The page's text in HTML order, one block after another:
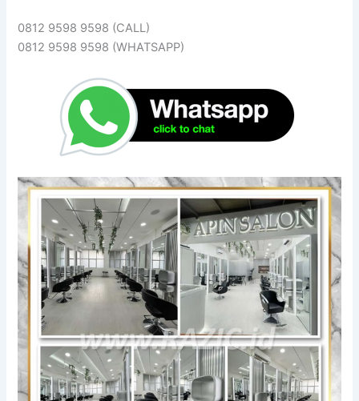
0812 9598 9598 (CALL)
0812 9598 9598 (WHATSAPP)